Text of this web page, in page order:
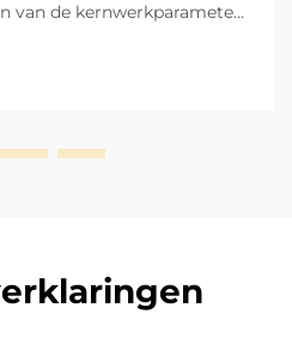
van de kernwerkparameters
heftruck te